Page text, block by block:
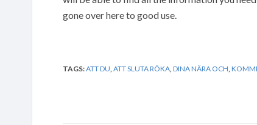
gone over here to good use.
TAGS:ATT DU ATT SLUTA RÖKA DINA NÄRA OCH